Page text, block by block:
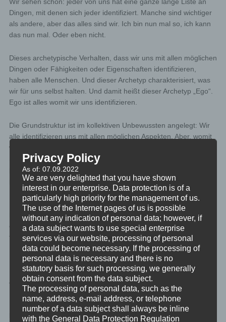
Dingen, mit denen sich jeder identifiziert. Manche sind wichtiger
als andere, aber das alles sind wir. Ich bin nun mal so, ich kann
das nun mal. Oder eben nicht.
Dieses archetypische Verhalten, dass wir uns mit allen möglichen
Dingen oder Fähigkeiten oder Eigenschaften identifizieren,
haben alle Menschen. Und dieser Archetyp charakterisiert, was
wir für uns selbst halten. Und damit heißt dieser Archetyp „Ego“.
Ego ist alles womit wir uns identifizieren.
Die Grundstruktur ist im kollektiven Unbewussten angelegt: Wir
alle identifizieren uns mit allen möglichen Aspekten. Aber, womit
wir uns genau identifizieren, ist höchst individuell ausgeprägt.
Sogar mitten im Kommunismus hatte jeder seine ganz eigenen
persönlichen Dinge, mit denen er sich identifiziert. Und zwar im
persönlichen Unbewussten.
Und wir alle wissen, dass wir uns zwar selbst für so manches
halten, uns damit identifizieren. Aber alle anderen sehen auf den
ersten Blick, dass das nur Selbstwahrnehmung ist. In der Realität
für die anderen sind wir ganz anders, Selbstwahrnehmung und
Fremdwahrnehmung liegen ganze Welten auseinander.
Diese Dinge, die unsere Identifikation mit etwas – also unser Ego
– angreifen und zerstören würden, verdrängen wir in einen
Bereich des tief unbewussten Verstandes. Dieser archetypische
Bereich heißt Schatten. Und auch wenn er oft als negativ und
böse beschrieben wird, so enthält er einfach unbewusst nur
Privacy Policy
As of: 07.09.2022
We are very delighted that you have shown
interest in our enterprise. Data protection is of a
particularly high priority for the management of us.
The use of the Internet pages of us is possible
without any indication of personal data; however, if
a data subject wants to use special enterprise
services via our website, processing of personal
data could become necessary. If the processing of
personal data is necessary and there is no
statutory basis for such processing, we generally
obtain consent from the data subject.
The processing of personal data, such as the
name, address, e-mail address, or telephone
number of a data subject shall always be inline
with the General Data Protection Regulation